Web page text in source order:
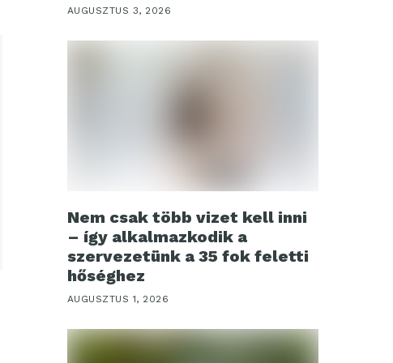
AUGUSZTUS 3, 2026
Nem csak több vizet kell inni
– így alkalmazkodik a
szervezetünk a 35 fok feletti
hőséghez
AUGUSZTUS 1, 2026